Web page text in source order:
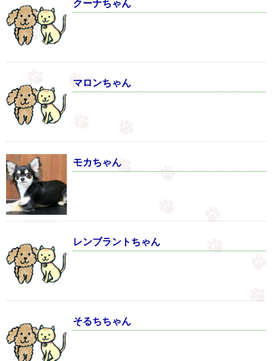
クーナちゃん
マロンちゃん
モカちゃん
レンブラントちゃん
そるちちゃん